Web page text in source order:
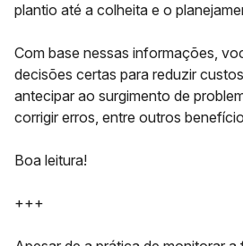
plantio até a colheita e o
Com base nessas informações,
decisões certas para reduzir
antecipar ao surgimento de
corrigir erros, entre outros
Boa leitura!
+++